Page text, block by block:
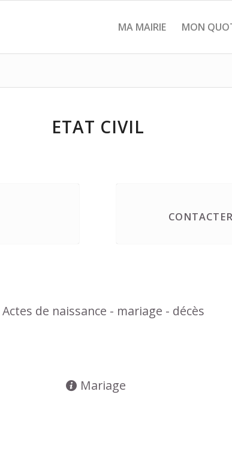
MA MAIRIE MON
ETAT CIVIL
Actes de naissance - mariage - décès
Mariage